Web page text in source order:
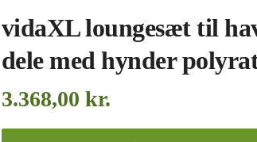
vidaXL loungesæt til
dele med hynder
3.368,00 kr.